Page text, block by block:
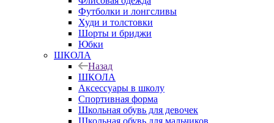
Футболки и лонгсливы
Худи и толстовки
Шорты и бриджи
Юбки
ШКОЛА
Назад
ШКОЛА
Аксессуары в школу
Спортивная форма
Школьная обувь для девочек
Школьная обувь для мальчиков